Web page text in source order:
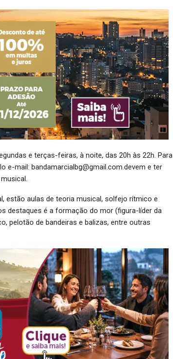
e terças-feiras, à noite, das 20h às 22h. Para
e-mail: bandamarcialbg@gmail.com.devem e ter
estão aulas de teoria musical, solfejo rítmico e
destaques é a formação do mor (figura-líder da
pelotão de bandeiras e balizas, entre outras